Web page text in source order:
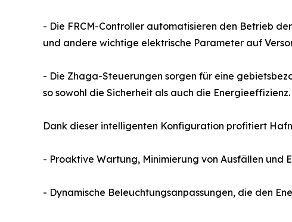
- Die FRCM-Controller automatisieren den Betrieb
und andere wichtige elektrische Parameter auf
- Die Zhaga-Steuerungen sorgen für eine
so sowohl die Sicherheit als auch die Energieeffizienz.
Dank dieser intelligenten Konfiguration profitiert
- Proaktive Wartung, Minimierung von Ausfällen und
- Dynamische Beleuchtungsanpassungen, die den